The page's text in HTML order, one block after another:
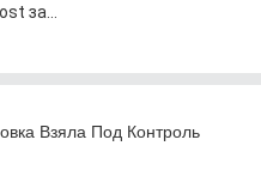
за...
Взяла Под Контроль